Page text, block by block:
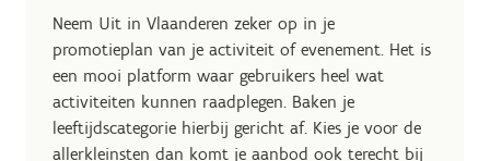
Neem Uit in Vlaanderen zeker op in je
promotieplan van je activiteit of evenement. Het is
een mooi platform waar gebruikers heel wat
activiteiten kunnen raadplegen. Baken je
leeftijdscategorie hierbij gericht af. Kies je voor de
allerkleinsten dan komt je aanbod ook terecht bij